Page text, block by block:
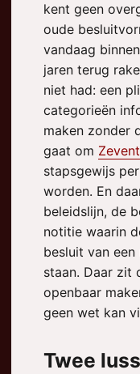
kent geen
oude
vandaag
jaren terug
niet had: een
categorieën
maken zonder
gaat om
stapsgewijs
worden. En
beleidslijn, de
notitie waarin
besluit van
staan. Daar zit
openbaar
geen wet kan
Twee